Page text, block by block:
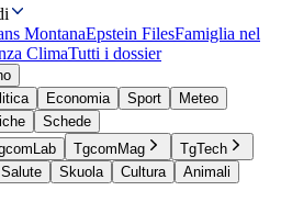
MontanaEpstein FilesFamiglia nel
ClimaTutti i dossier
Economia Sport
Meteo
Schede
TgcomMag
TgTech
Salute Skuola Cultura
Animali